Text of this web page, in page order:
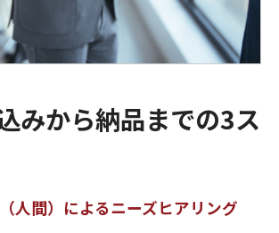
みから納品までの3ス
人間）によるニーズヒアリング